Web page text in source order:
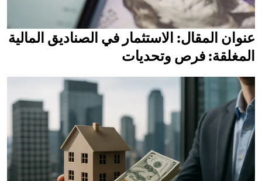
عنوان المقال: الاستثمار في الصناديق المالية
المغلقة: فرص وتحديات